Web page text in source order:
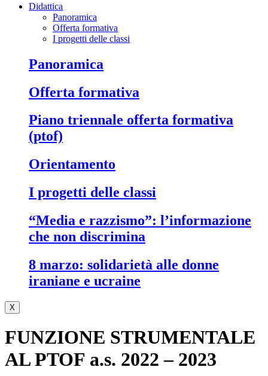
Didattica
Panoramica
Offerta formativa
I progetti delle classi
panoramica
offerta formativa
piano triennale offerta formativa
(ptof)
orientamento
i progetti delle classi
“media e razzismo”: l’informazione
che non discrimina
8 marzo: solidarietà alle donne
iraniane e ucraine
X
FUNZIONE STRUMENTALE
AL PTOF a.s. 2022 – 2023